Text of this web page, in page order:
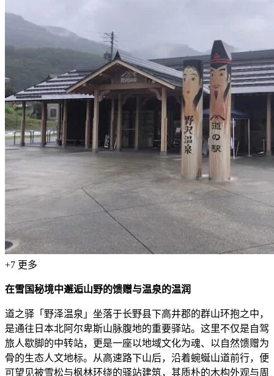
+7 更多
在雪国秘境中邂逅山野的馈赠与温泉的温润
道之驿「野泽温泉」坐落于长野县下高井郡的群山环抱之中，
是通往日本北阿尔卑斯山脉腹地的重要驿站。这里不仅是自驾
旅人歇脚的中转站，更是一座以地域文化为魂、以自然馈赠为
骨的生态人文地标。从高速路下山后，沿着蜿蜒山道前行，便
可望见被雪松与枫林环绕的驿站建筑，其质朴的木构外观与周